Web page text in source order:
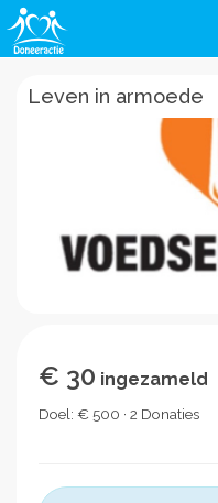
Leven in armoede
€ 30 ingezameld
Doel: € 500 · 2 Donaties